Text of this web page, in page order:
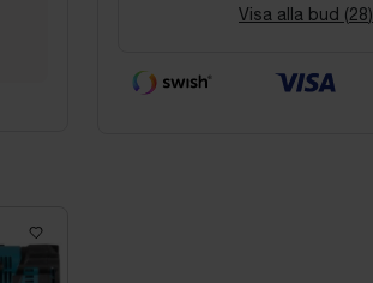
Visa alla bud (28)